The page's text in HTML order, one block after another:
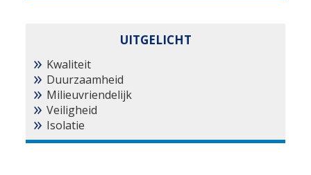
UITGELICHT
Kwaliteit
Duurzaamheid
Milieuvriendelijk
Veiligheid
Isolatie